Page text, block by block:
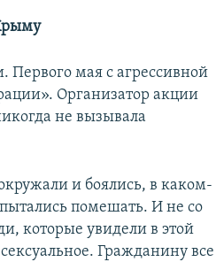
Первого мая с агрессивной
Организатор акции
не вызывала
и боялись, в каком-
помешать. И не со
которые увидели в этой
Гражданину все